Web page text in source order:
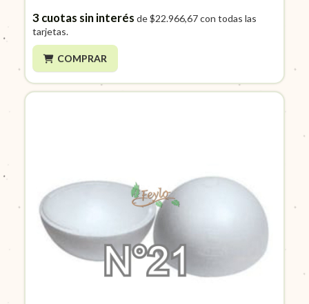
3cuotas sin interés de$22.966,67con todas las
tarjetas.
COMPRAR